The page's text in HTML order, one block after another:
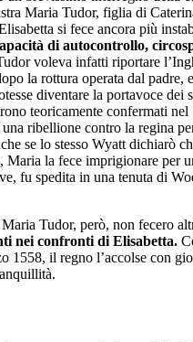
Maria Tudor, figlia di
si fece ancora più
di autocontrollo,
voleva infatti riportare
la rottura operata dal padre,
diventare la portavoce dei
teoricamente confermati nel
ribellione contro la regina
se lo stesso Wyatt dichiarò
Maria la fece imprigionare per
fu spedita in una tenuta di
Tudor, però, non fecero
nei confronti di Elisabetta.
1558, il regno l’accolse con